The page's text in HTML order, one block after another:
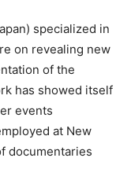
specialized in
on revealing new
of the
has showed itself
events
at New
documentaries